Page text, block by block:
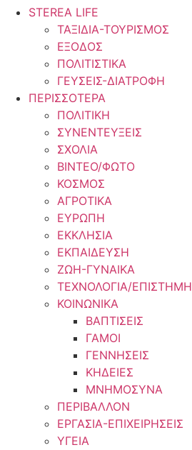
STEREA LIFE
ΤΑΞΙΔΙΑ-ΤΟΥΡΙΣΜΟΣ
ΕΞΟΔΟΣ
ΠΟΛΙΤΙΣΤΙΚΑ
ΓΕΥΣΕΙΣ-ΔΙΑΤΡΟΦΗ
ΠΕΡΙΣΣΟΤΕΡΑ
ΠΟΛΙΤΙΚΗ
ΣΥΝΕΝΤΕΥΞΕΙΣ
ΣΧΟΛΙΑ
ΒΙΝΤΕΟ/ΦΩΤΟ
ΚΟΣΜΟΣ
ΑΓΡΟΤΙΚΑ
ΕΥΡΩΠΗ
ΕΚΚΛΗΣΙΑ
ΕΚΠΑΙΔΕΥΣΗ
ΖΩΗ-ΓΥΝΑΙΚΑ
ΤΕΧΝΟΛΟΓΙΑ/ΕΠΙΣΤΗΜΗ
ΚΟΙΝΩΝΙΚΑ
ΒΑΠΤΙΣΕΙΣ
ΓΑΜΟΙ
ΓΕΝΝΗΣΕΙΣ
ΚΗΔΕΙΕΣ
ΜΝΗΜΟΣΥΝΑ
ΠΕΡΙΒΑΛΛΟΝ
ΕΡΓΑΣΙΑ-ΕΠΙΧΕΙΡΗΣΕΙΣ
ΥΓΕΙΑ